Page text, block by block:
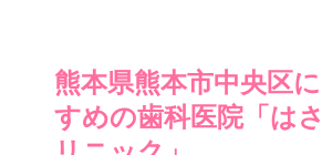
熊本県熊本市中央区
すめの歯科医院「は